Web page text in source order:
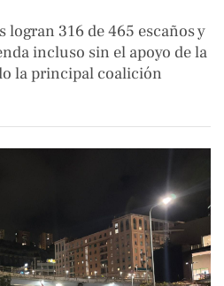
316 de 465 escaños y
incluso sin el apoyo de la
la principal coalición